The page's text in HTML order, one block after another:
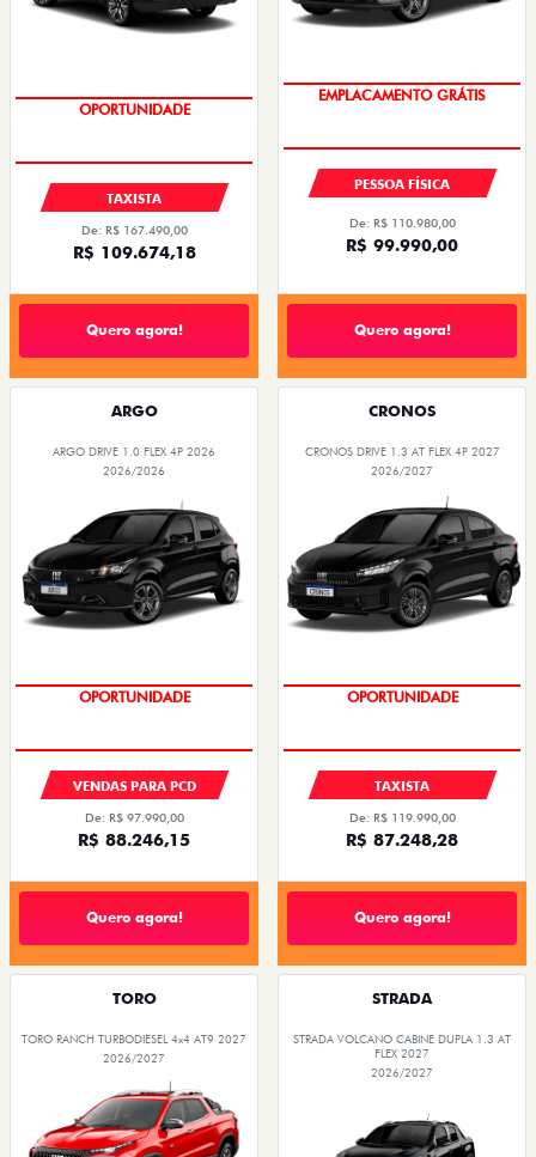
PREÇOS REDUZIDOS
TAXISTA
De: R$ 167.490,00
R$ 109.674,18
Quero agora!
OPORTUNIDADE
PESSOA FÍSICA
De: R$ 110.980,00
R$ 99.990,00
Quero agora!
ARGO
ARGO DRIVE 1.0 FLEX 4P 2026
2026/2026
PREÇOS REDUZIDOS
VENDAS PARA PCD
De: R$ 97.990,00
R$ 88.246,15
Quero agora!
CRONOS
CRONOS DRIVE 1.3 AT FLEX 4P 2027
2026/2027
PREÇOS REDUZIDOS
TAXISTA
De: R$ 119.990,00
R$ 87.248,28
Quero agora!
TORO
TORO RANCH TURBODIESEL 4x4 AT9 2027
2026/2027
STRADA
STRADA VOLCANO CABINE DUPLA 1.3 AT
FLEX 2027
2026/2027